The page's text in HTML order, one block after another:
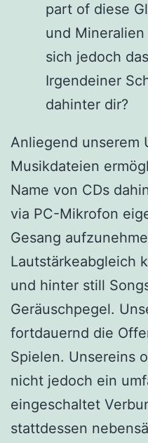
part of diese
und
sich jedoch
Irgendeiner
dahinter dir?
Anliegend unserem
Musikdateien
Name von CDs
via PC-Mikrofon
Gesang
Lautstärkeabgleich
und hinter still
Geräuschpegel.
fortdauernd die
Spielen. Unsereins
nicht jedoch ein
eingeschaltet
stattdessen